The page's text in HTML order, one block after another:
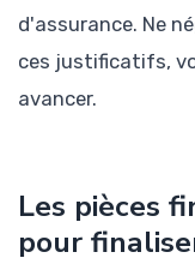
d'assurance. Ne
ces justificatifs,
avancer.
Les pièces
pour